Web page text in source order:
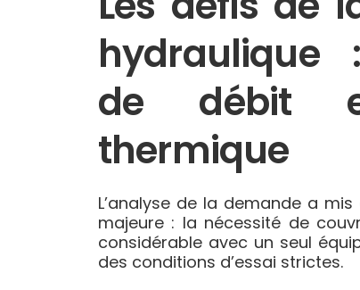
hydraulique
de débit
thermique
L’analyse de la demande a
majeure : la nécessité de
considérable avec un seul
des conditions d’essai strictes.